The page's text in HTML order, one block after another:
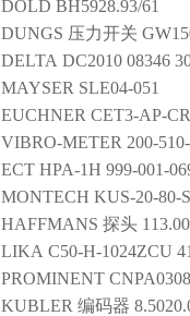
DOLD BH5928.93/61
DUNGS 压力开关
DELTA DC2010 08346
MAYSER SLE04-051
EUCHNER CET3-AP-
VIBRO-METER 200-
ECT HPA-1H 999-001-
MONTECH KUS-20-80-
HAFFMANS 探头
LIKA C50-H-1024ZCU
PROMINENT
KUBLER 编码器